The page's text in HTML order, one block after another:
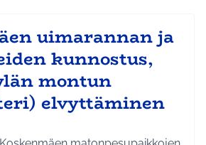
uimarannan ja
kunnostus,
montun
elvyttäminen